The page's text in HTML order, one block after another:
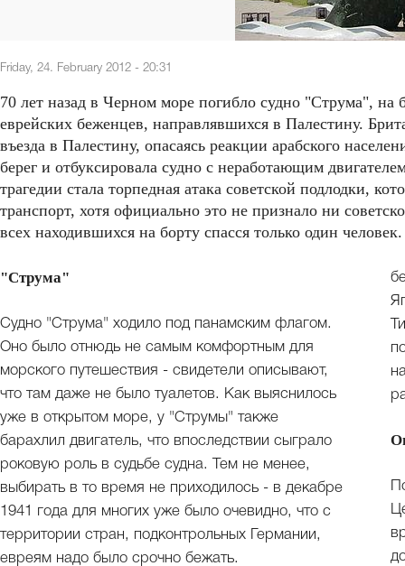
Friday, 24. February 2012 - 20:31
70 лет назад в Черном море погибло судно "Струма", на
еврейских беженцев, направлявшихся в Палестину.
въезда в Палестину, опасаясь реакции арабского
берег и отбуксировала судно с неработающим
трагедии стала торпедная атака советской подлодки,
транспорт, хотя официально это не признало ни
всех находившихся на борту спасся только один человек.
"Струма"
Судно "Струма" ходило под панамским флагом.
Оно было отнюдь не самым комфортным для
морского путешествия - свидетели описывают,
что там даже не было туалетов. Как выяснилось
уже в открытом море, у "Струмы" также
барахлил двигатель, что впоследствии сыграло
роковую роль в судьбе судна. Тем не менее,
выбирать в то время не приходилось - в декабре
1941 года для многих уже было очевидно, что с
территории стран, подконтрольных Германии,
евреям надо было срочно бежать.